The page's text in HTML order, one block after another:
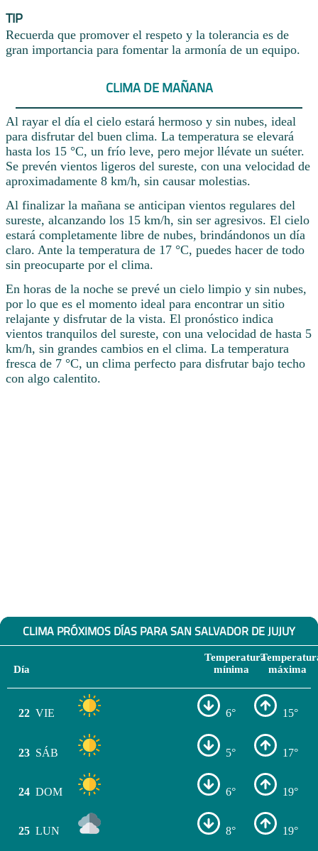
TIP
Recuerda que promover el respeto y la tolerancia es de
gran importancia para fomentar la armonía de un equipo.
CLIMA DE MAÑANA
Al rayar el día el cielo estará hermoso y sin nubes, ideal
para disfrutar del buen clima. La temperatura se elevará
hasta los 15 °C, un frío leve, pero mejor llévate un suéter.
Se prevén vientos ligeros del sureste, con una velocidad de
aproximadamente 8 km/h, sin causar molestias.
Al finalizar la mañana se anticipan vientos regulares del
sureste, alcanzando los 15 km/h, sin ser agresivos. El cielo
estará completamente libre de nubes, brindándonos un día
claro. Ante la temperatura de 17 °C, puedes hacer de todo
sin preocuparte por el clima.
En horas de la noche se prevé un cielo limpio y sin nubes,
por lo que es el momento ideal para encontrar un sitio
relajante y disfrutar de la vista. El pronóstico indica
vientos tranquilos del sureste, con una velocidad de hasta 5
km/h, sin grandes cambios en el clima. La temperatura
fresca de 7 °C, un clima perfecto para disfrutar bajo techo
con algo calentito.
CLIMA PRÓXIMOS DÍAS PARA SAN SALVADOR DE JUJUY
Día
Temperatura
mínima
máxima
22 VIE 6° 15°
23 SÁB 5° 17°
24 DOM 6° 19°
25 LUN 8° 19°